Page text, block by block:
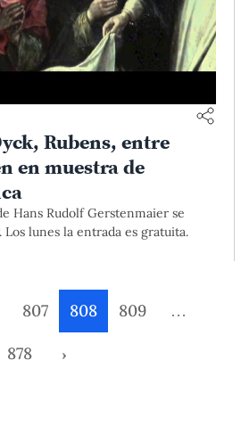
Rubens, entre
en muestra de
Hans Rudolf Gerstenmaier se
Los lunes la entrada es gratuita.
807 808 809 …
878 ›